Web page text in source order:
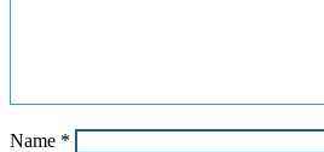
Name *